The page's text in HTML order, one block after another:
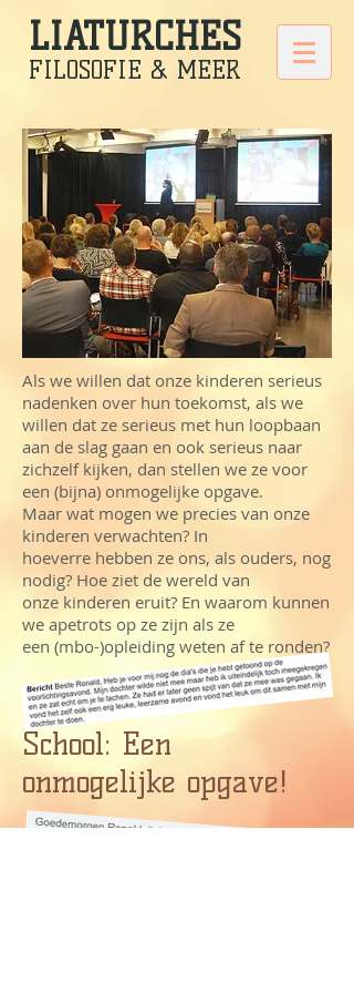
LIATURCHES
FILOSOFIE & MEER
Als we willen dat onze kinderen serieus
nadenken over hun toekomst, als we
willen dat ze serieus met hun loopbaan
aan de slag gaan en ook serieus naar
zichzelf kijken, dan stellen we ze voor
een (bijna) onmogelijke opgave.
Maar wat mogen we precies van onze
kinderen verwachten? In
hoeverre hebben ze ons, als ouders, nog
nodig? Hoe ziet de wereld van
onze kinderen eruit? En waarom kunnen
we apetrots op ze zijn als ze
een (mbo-)opleiding weten af te ronden?
School: Een
onmogelijke opgave!